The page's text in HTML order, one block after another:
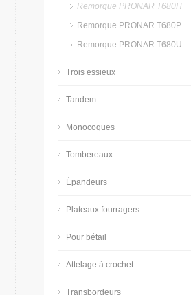
Remorque PRONAR T680H
Remorque PRONAR T680P
Remorque PRONAR T680U
Trois essieux
Tandem
Monocoques
Tombereaux
Épandeurs
Plateaux fourragers
Pour bétail
Attelage à crochet
Transbordeurs